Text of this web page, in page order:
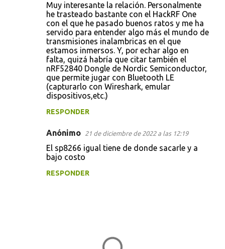
Muy interesante la relación. Personalmente
he trasteado bastante con el HackRF One
con el que he pasado buenos ratos y me ha
servido para entender algo más el mundo de
transmisiones inalambricas en el que
estamos inmersos. Y, por echar algo en
falta, quizá habría que citar también el
nRF52840 Dongle de Nordic Semiconductor,
que permite jugar con Bluetooth LE
(capturarlo con Wireshark, emular
dispositivos,etc.)
RESPONDER
Anónimo 21 de diciembre de 2022 a las 12:19
El sp8266 igual tiene de donde sacarle y a
bajo costo
RESPONDER